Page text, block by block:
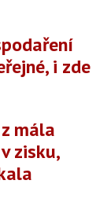
i zde
mála
zisku,